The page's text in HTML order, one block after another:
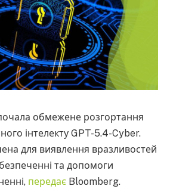
обмежене розгортання
інтелекту GPT-5.4-Cyber.
для виявлення вразливостей
та допомоги
передає Bloomberg.